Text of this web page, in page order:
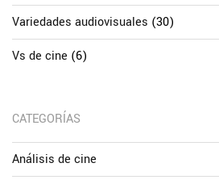
Variedades audiovisuales (30)
Vs de cine (6)
CATEGORÍAS
Análisis de cine